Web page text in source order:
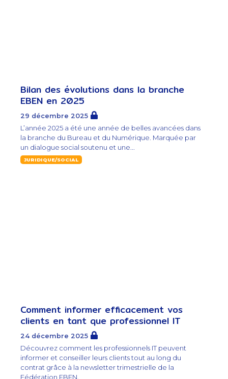
Bilan des évolutions dans la branche
EBEN en 2025
29 décembre 2025
L’année 2025 a été une année de belles avancées dans
la branche du Bureau et du Numérique. Marquée par
un dialogue social soutenu et une...
JURIDIQUE/SOCIAL
Comment informer efficacement vos
clients en tant que professionnel IT
24 décembre 2025
Découvrez comment les professionnels IT peuvent
informer et conseiller leurs clients tout au long du
contrat grâce à la newsletter trimestrielle de la
Fédération EBEN.